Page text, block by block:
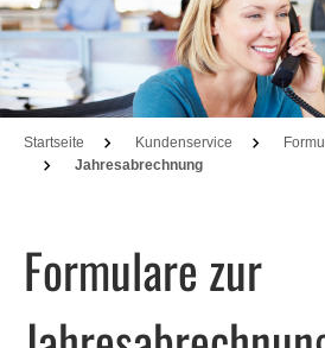
Startseite Kundenservice
Jahresabrechnung
Formulare zur